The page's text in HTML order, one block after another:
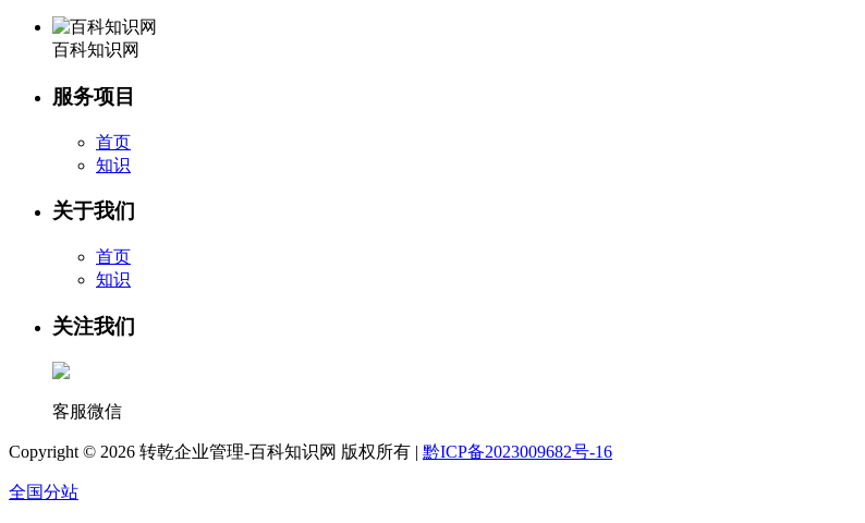
百科知识网
服务项目
首页
知识
关于我们
首页
知识
关注我们
客服微信
Copyright © 2026 转乾企业管理-百科知识网 版权所有 | 黔ICP备2023009682号-16
全国分站